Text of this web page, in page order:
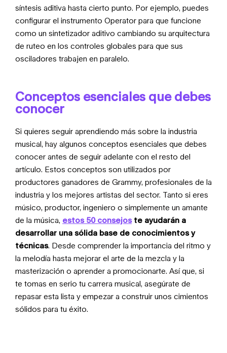
síntesis aditiva hasta cierto punto. Por ejemplo, puedes
configurar el instrumento Operator para que funcione
como un sintetizador aditivo cambiando su arquitectura
de ruteo en los controles globales para que sus
osciladores trabajen en paralelo.
Conceptos esenciales que debes
conocer
Si quieres seguir aprendiendo más sobre la industria
musical, hay algunos conceptos esenciales que debes
conocer antes de seguir adelante con el resto del
artículo. Estos conceptos son utilizados por
productores ganadores de Grammy, profesionales de la
industria y los mejores artistas del sector. Tanto si eres
músico, productor, ingeniero o simplemente un amante
de la música, estos 50 consejoste ayudarán a
desarrollar una sólida base de conocimientos y
técnicas. Desde comprender la importancia del ritmo y
la melodía hasta mejorar el arte de la mezcla y la
masterización o aprender a promocionarte. Así que, si
te tomas en serio tu carrera musical, asegúrate de
repasar esta lista y empezar a construir unos cimientos
sólidos para tu éxito.